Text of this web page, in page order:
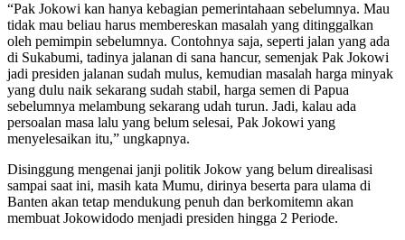
“Pak Jokowi kan hanya kebagian pemerintahaan sebelumnya. Mau
tidak mau beliau harus membereskan masalah yang ditinggalkan
oleh pemimpin sebelumnya. Contohnya saja, seperti jalan yang ada
di Sukabumi, tadinya jalanan di sana hancur, semenjak Pak Jokowi
jadi presiden jalanan sudah mulus, kemudian masalah harga minyak
yang dulu naik sekarang sudah stabil, harga semen di Papua
sebelumnya melambung sekarang udah turun. Jadi, kalau ada
persoalan masa lalu yang belum selesai, Pak Jokowi yang
menyelesaikan itu,” ungkapnya.
Disinggung mengenai janji politik Jokow yang belum direalisasi
sampai saat ini, masih kata Mumu, dirinya beserta para ulama di
Banten akan tetap mendukung penuh dan berkomitemn akan
membuat Jokowidodo menjadi presiden hingga 2 Periode.